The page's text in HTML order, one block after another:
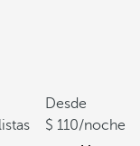
Desde
110/noche